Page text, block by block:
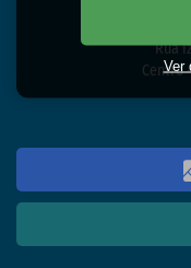
Rua
Centro
Ver